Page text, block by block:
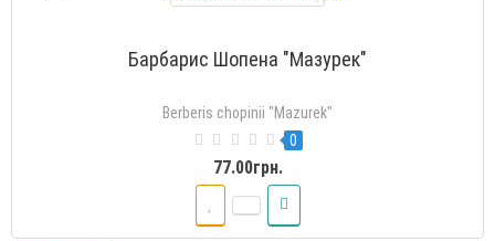
Барбарис Шопена "Мазурек"
Berberis chopinii "Mazurek"
0
77.00грн.